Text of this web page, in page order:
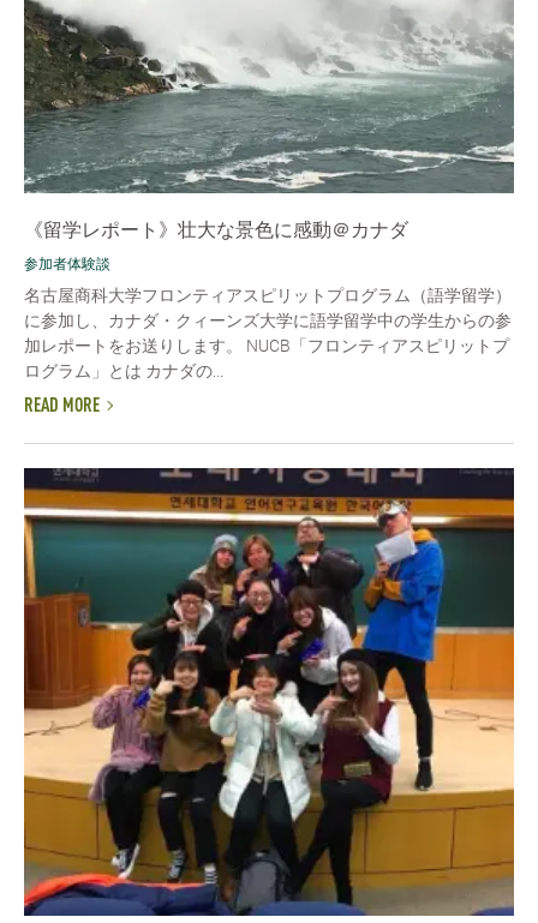
《留学レポート》壮大な景色に感動＠カナダ
参加者体験談
名古屋商科大学フロンティアスピリットプログラム（語学留学）
に参加し、カナダ・クィーンズ大学に語学留学中の学生からの参
加レポートをお送りします。 NUCB「フロンティアスピリットプ
ログラム」とは カナダの...
READ MORE